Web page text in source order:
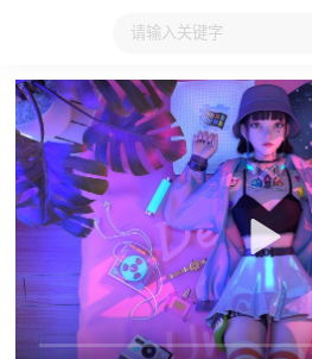
大家在看 日本动漫 国产动漫